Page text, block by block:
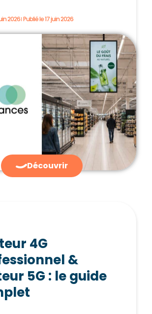
2026 Publié le17 juin 2026
Découvrir
4G
&
5G : le guide